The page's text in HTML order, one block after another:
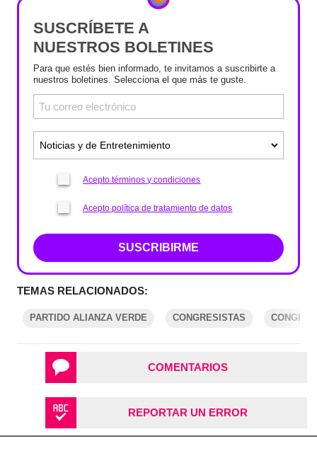
SUSCRÍBETE A
NUESTROS BOLETINES
Para que estés bien informado, te invitamos a suscribirte a
nuestros boletines. Selecciona el que más te guste.
Acepto términos y condiciones
Acepto política de tratamiento de datos
SUSCRIBIRME
TEMAS RELACIONADOS:
PARTIDO ALIANZA VERDE CONGRESISTAS
COMENTARIOS
REPORTAR UN ERROR